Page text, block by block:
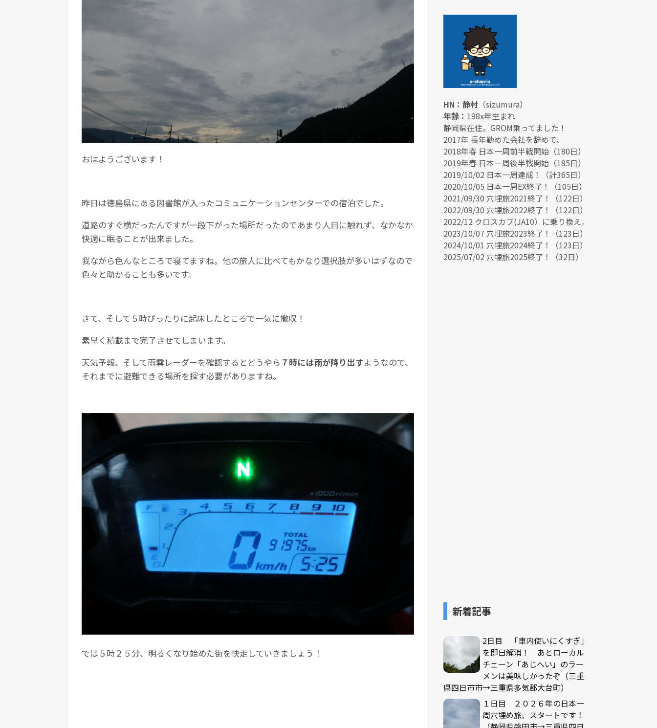
おはようございます！
昨日は徳島県にある図書館が入ったコミュニケーションセンターでの宿泊でした。
道路のすぐ横だったんですが一段下がった場所だったのであまり人目に触れず、なかなか
快適に眠ることが出来ました。
我ながら色んなところで寝てますね。他の旅人に比べてもかなり選択肢が多いはずなので
色々と助かることも多いです。
さて、そして５時ぴったりに起床したところで一気に撤収！
素早く積載まで完了させてしまいます。
天気予報、そして雨雲レーダーを確認するとどうやら ７時には雨が降り出すようなので、
それまでに避難できる場所を探す必要がありますね。
では５時２５分、明るくなり始めた街を快走していきましょう！
HN：静村 （sizumura）
年齢： 198x年生まれ
静岡県在住。GROM乗ってました！
2017年 長年勤めた会社を辞めて、
2018年春 日本一周前半戦開始（180日）
2019年春 日本一周後半戦開始（185日）
2019/10/02 日本一周達成！（計365日）
2020/10/05 日本一周EX終了！（105日）
2021/09/30 穴埋旅2021終了！（122日）
2022/09/30 穴埋旅2022終了！（122日）
2022/12 クロスカブ(JA10）に乗り換え。
2023/10/07 穴埋旅2023終了！（123日）
2024/10/01 穴埋旅2024終了！（123日）
2025/07/02 穴埋旅2025終了！（32日）
新着記事
2日目 「車内使いにくすぎ」
を即日解消！ あとローカル
チェーン「あじへい」のラー
メンは美味しかったぞ（三重
県四日市市→三重県多気郡大台町）
１日目 ２０２６年の日本一
周穴埋め旅、スタートです！